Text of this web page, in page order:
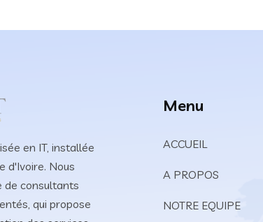
en IT, installée
d'Ivoire. Nous
de consultants
qui propose
Menu
ACCUEIL
A PROPOS
NOTRE EQUIPE